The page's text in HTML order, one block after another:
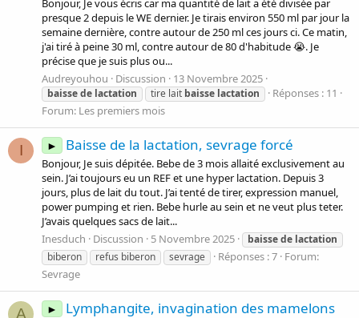
Bonjour, Je vous écris car ma quantité de lait a été divisée par
presque 2 depuis le WE dernier. Je tirais environ 550 ml par jour la
semaine dernière, contre autour de 250 ml ces jours ci. Ce matin,
j'ai tiré à peine 30 ml, contre autour de 80 d'habitude 😭. Je
précise que je suis plus ou...
Audreyouhou
Discussion 13 Novembre 2025
baissede lactation tire lait baisse lactation
Réponses : 11
Forum: Les premiers mois
I ► Baisse de la lactation, sevrage forcé
Bonjour, Je suis dépitée. Bebe de 3 mois allaité exclusivement au
sein. J’ai toujours eu un REF et une hyper lactation. Depuis 3
jours, plus de lait du tout. J’ai tenté de tirer, expression manuel,
power pumping et rien. Bebe hurle au sein et ne veut plus teter.
J’avais quelques sacs de lait...
Inesduch
Discussion 5 Novembre 2025 baissede lactation
biberon
refus biberon sevrage Réponses : 7 Forum:
Sevrage
A ►
Lymphangite, invagination des mamelons